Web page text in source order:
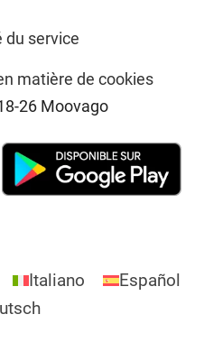
du service
matière de cookies
26 Moovago
Italiano
Español